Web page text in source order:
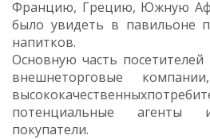
Францию, Грецию, Южную
было увидеть в павильоне
напитков.
Основную часть посетителей
внешнеторговые
потенциальные агенты
покупатели.